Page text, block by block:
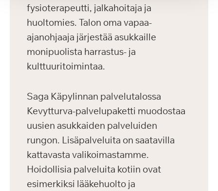
fysioterapeutti, jalkahoitaja ja
huoltomies. Talon oma vapaa-
ajanohjaaja järjestää asukkaille
monipuolista harrastus- ja
kulttuuritoimintaa.
Saga Käpylinnan palvelutalossa
Kevytturva-palvelupaketti muodostaa
uusien asukkaiden palveluiden
rungon. Lisäpalveluita on saatavilla
kattavasta valikoimastamme.
Hoidollisia palveluita kotiin ovat
esimerkiksi lääkehuolto ja